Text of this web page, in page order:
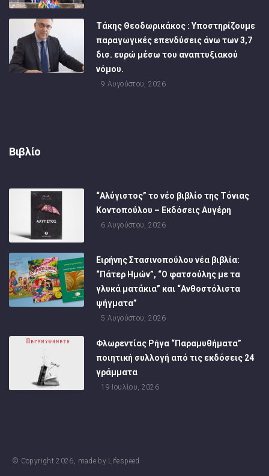
Τάκης Θεοδωρικάκος : Υποστηρίζουμε
παραγωγικές επενδύσεις άνω των 3,7
δισ. ευρώ μέσω του αναπτυξιακού
νόμου.
9 Αυγούστου, 2026
Βιβλίο
“Αλύγιστος” το νέο βιβλίο της Τόνιας
Κοντοπούλου – Εκδόσεις Αυγέρη
6 Αυγούστου, 2026
Ειρήνης Στασινοπούλου νέα βιβλία:
“Πάτερ Ημών”, “Ο φατσούλης με τα
γλυκά ματάκια” και “Ανθοστόλιστα
ψήγματα”
5 Αυγούστου, 2026
Φλωρεντίας Ρήγα “Παραμυθήματα”
ποιητική συλλογή από τις εκδόσεις 24
γράμματα
19 Ιουλίου, 2026
© Copyright2026 , made by Lifespeed